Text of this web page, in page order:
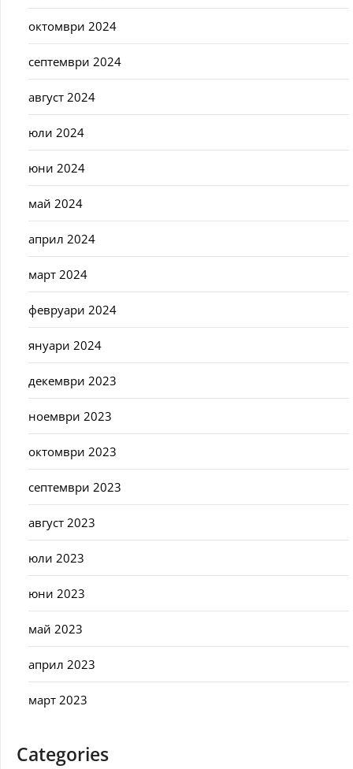
октомври 2024
септември 2024
август 2024
юли 2024
юни 2024
май 2024
април 2024
март 2024
февруари 2024
януари 2024
декември 2023
ноември 2023
октомври 2023
септември 2023
август 2023
юли 2023
юни 2023
май 2023
април 2023
март 2023
Categories